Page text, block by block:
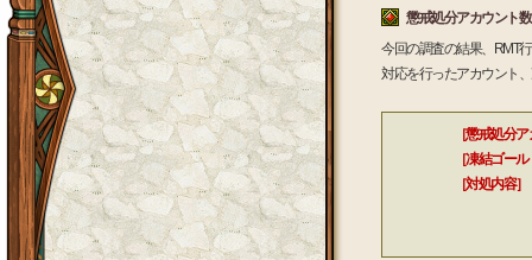
懲戒処分アカウント
今回の調査の結果、RMT
対応を行ったアカウント
［懲戒処分ア
［凍結ゴール
［対処内容］